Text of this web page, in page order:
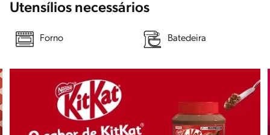
Utensílios necessários
Forno Batedeira